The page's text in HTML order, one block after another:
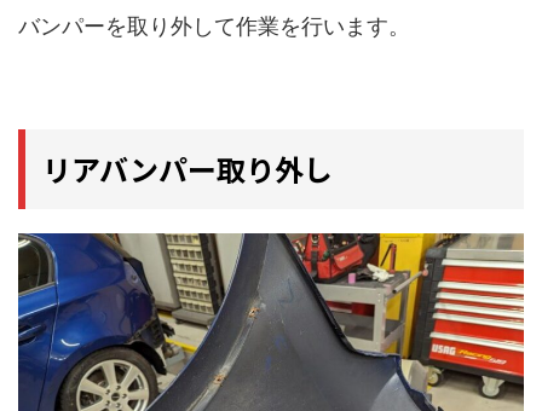
バンパーを取り外して作業を行います。
リアバンパー取り外し